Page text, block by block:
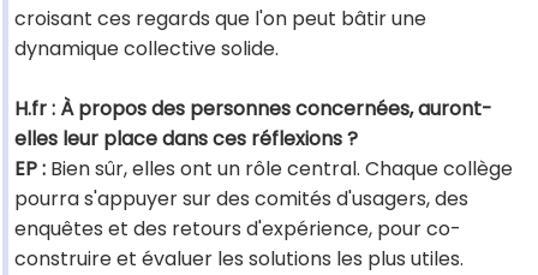
croisant ces regards que l'on peut bâtir une
dynamique collective solide.
H.fr : À propos des personnes concernées, auront-
elles leur place dans ces réflexions ?
EP : Bien sûr, elles ont un rôle central. Chaque collège
pourra s'appuyer sur des comités d'usagers, des
enquêtes et des retours d'expérience, pour co-
construire et évaluer les solutions les plus utiles.